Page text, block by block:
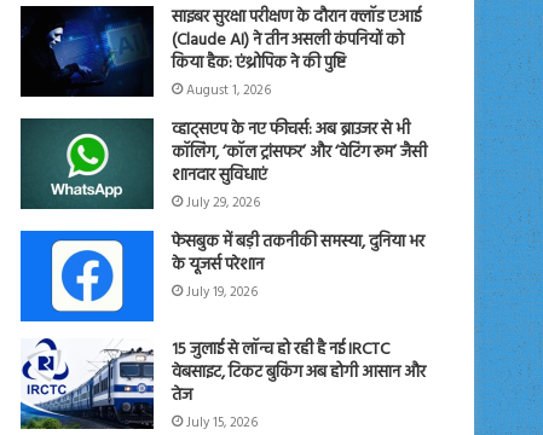
साइबर सुरक्षा परीक्षण के दौरान क्लॉड एआई
(Claude AI) ने तीन असली कंपनियों को
किया हैक: एंथ्रोपिक ने की पुष्टि
August 1, 2026
व्हाट्सएप के नए फीचर्स: अब ब्राउजर से भी
कॉलिंग, ‘कॉल ट्रांसफर’ और ‘वेटिंग रूम’ जैसी
शानदार सुविधाएं
July 29, 2026
फेसबुक में बड़ी तकनीकी समस्या, दुनिया भर
के यूजर्स परेशान
July 19, 2026
15 जुलाई से लॉन्च हो रही है नई IRCTC
वेबसाइट, टिकट बुकिंग अब होगी आसान और
तेज
July 15, 2026